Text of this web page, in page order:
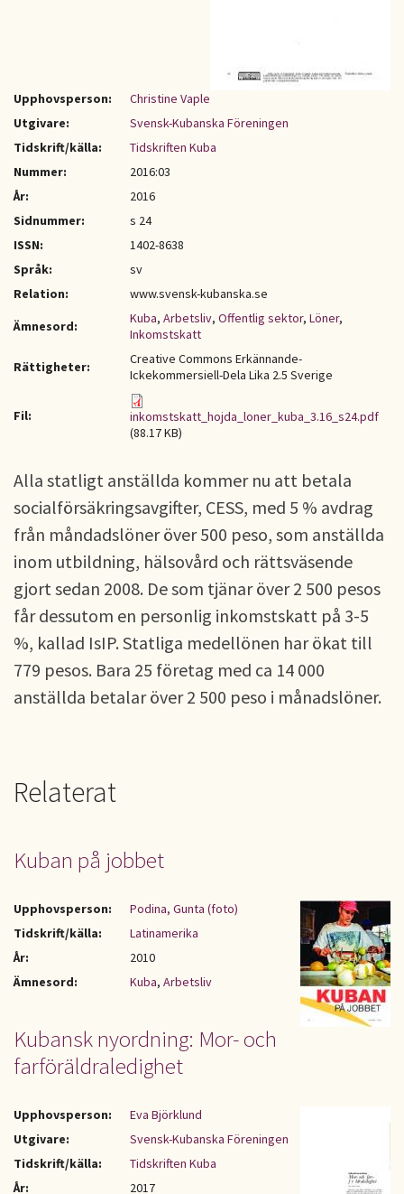
Upphovsperson:
Christine Vaple
Utgivare:
Svensk-Kubanska Föreningen
Tidskrift/källa:
Tidskriften Kuba
Nummer:
2016:03
År:
2016
Sidnummer:
s 24
ISSN:
1402-8638
Språk:
sv
Relation:
www.svensk-kubanska.se
Ämnesord:
Kuba, Arbetsliv, Offentlig sektor, Löner,
Inkomstskatt
Rättigheter:
Creative Commons Erkännande-
Ickekommersiell-Dela Lika 2.5 Sverige
Fil:
inkomstskatt_hojda_loner_kuba_3.16_s24.pdf
(88.17 KB)
Alla statligt anställda kommer nu att betala
socialförsäkringsavgifter, CESS, med 5 % avdrag
från måndadslöner över 500 peso, som anställda
inom utbildning, hälsovård och rättsväsende
gjort sedan 2008. De som tjänar över 2 500 pesos
får dessutom en personlig inkomstskatt på 3-5
%, kallad IsIP. Statliga medellönen har ökat till
779 pesos. Bara 25 företag med ca 14 000
anställda betalar över 2 500 peso i månadslöner.
Relaterat
Kuban på jobbet
Upphovsperson:
Podina, Gunta (foto)
Tidskrift/källa:
Latinamerika
År:
2010
Ämnesord:
Kuba, Arbetsliv
Kubansk nyordning: Mor- och
farföräldraledighet
Upphovsperson:
Eva Björklund
Utgivare:
Svensk-Kubanska Föreningen
Tidskrift/källa:
Tidskriften Kuba
År:
2017